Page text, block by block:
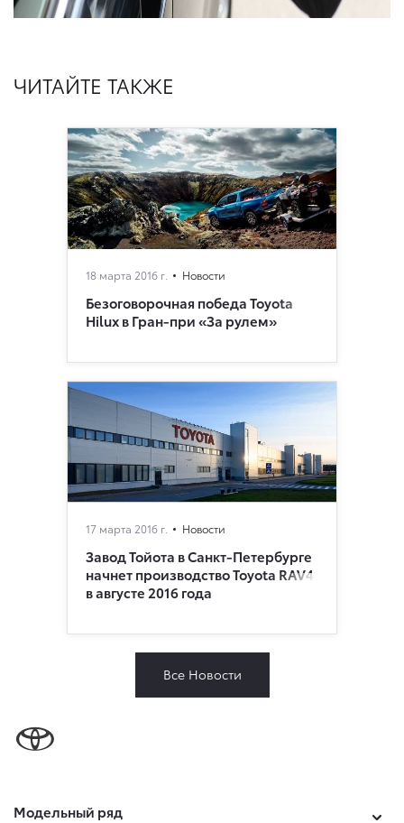
ЧИТАЙТЕ ТАКЖЕ
18 марта 2016 г. Новости
Безоговорочная победа Toyota
Hilux в Гран-при «За рулем»
17 марта 2016 г. Новости
Завод Тойота в Санкт-Петербурге
начнет производство Toyota RAV4
в августе 2016 года
Все Новости
Модельный ряд